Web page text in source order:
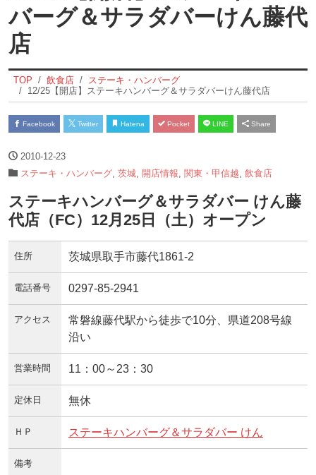
バーグ＆サラダバーけん藤代
店
TOP 飲食店
ステーキ・ハンバーグ
12/25【開店】ステーキハンバーグ＆サラダバーけん藤代店
Facebook Twitter Hatena Pocket LINE Share
2010-12-23
ステーキ・ハンバーグ 茨城 開店情報 関東・甲信越 飲食店
ステーキハンバーグ＆サラダバー けん藤
代店（FC）12月25日（土）オープン
住所 茨城県取手市藤代1861-2
電話番号 0297-85-2941
アクセス
常磐線藤代駅から徒歩で10分、県道208号線
沿い
営業時間 11：00～23：30
定休日 無休
ＨＰ ステーキハンバーグ＆サラダバー けん
備考